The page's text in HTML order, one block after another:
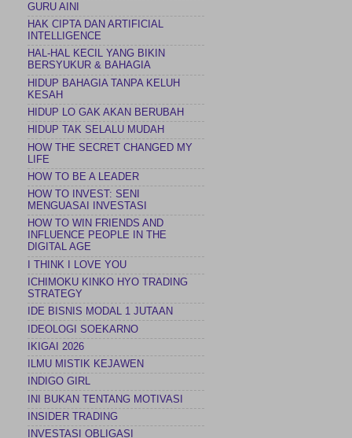
GURU AINI
HAK CIPTA DAN ARTIFICIAL
INTELLIGENCE
HAL-HAL KECIL YANG BIKIN
BERSYUKUR & BAHAGIA
HIDUP BAHAGIA TANPA KELUH
KESAH
HIDUP LO GAK AKAN BERUBAH
HIDUP TAK SELALU MUDAH
HOW THE SECRET CHANGED MY
LIFE
HOW TO BE A LEADER
HOW TO INVEST: SENI
MENGUASAI INVESTASI
HOW TO WIN FRIENDS AND
INFLUENCE PEOPLE IN THE
DIGITAL AGE
I THINK I LOVE YOU
ICHIMOKU KINKO HYO TRADING
STRATEGY
IDE BISNIS MODAL 1 JUTAAN
IDEOLOGI SOEKARNO
IKIGAI 2026
ILMU MISTIK KEJAWEN
INDIGO GIRL
INI BUKAN TENTANG MOTIVASI
INSIDER TRADING
INVESTASI OBLIGASI